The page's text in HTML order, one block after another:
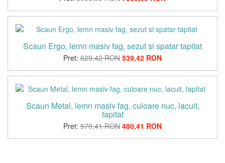
Scaun Ergo, lemn masiv fag, sezut si spatar tapitat
Pret: 629,42 RON 539,42 RON
Scaun Metal, lemn masiv fag, culoare nuc, lacuit,
tapitat
Pret: 570,41 RON 480,41 RON